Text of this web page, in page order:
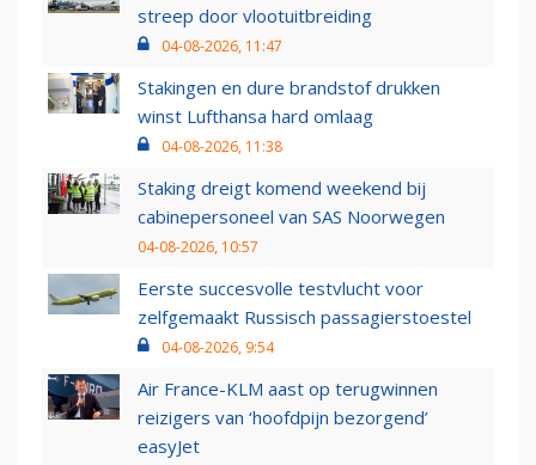
streep door vlootuitbreiding
04-08-2026, 11:47
Stakingen en dure brandstof drukken
winst Lufthansa hard omlaag
04-08-2026, 11:38
Staking dreigt komend weekend bij
cabinepersoneel van SAS Noorwegen
04-08-2026, 10:57
Eerste succesvolle testvlucht voor
zelfgemaakt Russisch passagierstoestel
04-08-2026, 9:54
Air France-KLM aast op terugwinnen
reizigers van ‘hoofdpijn bezorgend’
easyJet